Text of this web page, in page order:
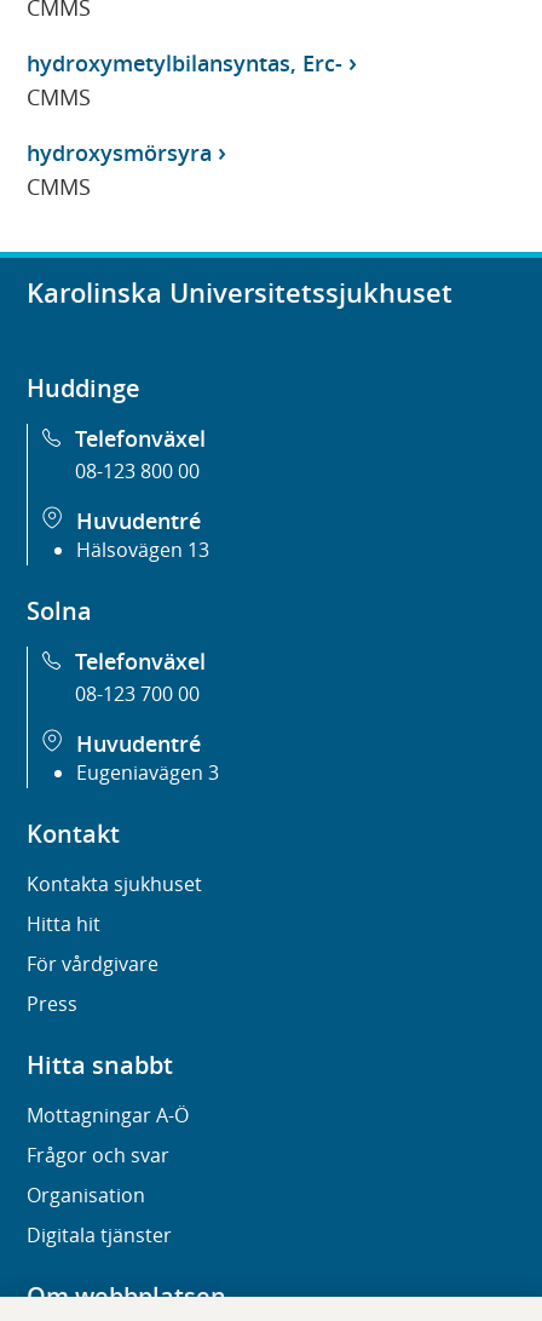
CMMS
hydroxymetylbilansyntas, Erc-
CMMS
hydroxysmörsyra
CMMS
Karolinska Universitetssjukhuset
Huddinge
Telefonväxel
08-123 800 00
Huvudentré
Hälsovägen 13
Solna
Telefonväxel
08-123 700 00
Huvudentré
Eugeniavägen 3
Kontakt
Kontakta sjukhuset
Hitta hit
För vårdgivare
Press
Hitta snabbt
Mottagningar A-Ö
Frågor och svar
Organisation
Digitala tjänster
Om webbplatsen